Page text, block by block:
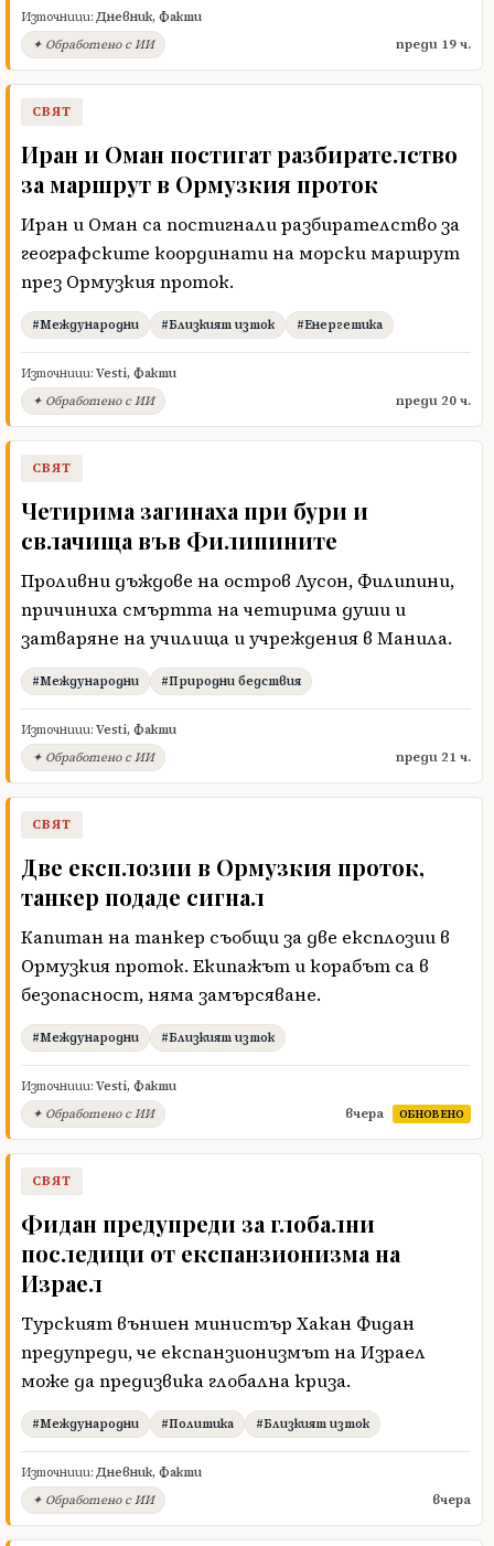
Източници: Дневник, Факти
✦ Обработено с ИИ
преди 19 ч.
СВЯТ
Иран и Оман постигат разбирателство
за маршрут в Ормузкия проток
Иран и Оман са постигнали разбирателство за
географските координати на морски маршрут
през Ормузкия проток.
#Международни #Близкият изток #Енергетика
Източници: Vesti, Факти
✦ Обработено с ИИ
преди 20 ч.
СВЯТ
Четирима загинаха при бури и
свлачища във Филипините
Проливни дъждове на остров Лусон, Филипини,
причиниха смъртта на четирима души и
затваряне на училища и учреждения в Манила.
#Международни #Природни бедствия
Източници: Vesti, Факти
✦ Обработено с ИИ
преди 21 ч.
СВЯТ
Две експлозии в Ормузкия проток,
танкер подаде сигнал
Капитан на танкер съобщи за две експлозии в
Ормузкия проток. Екипажът и корабът са в
безопасност, няма замърсяване.
#Международни #Близкият изток
Източници: Vesti, Факти
✦ Обработено с ИИ
вчера ОБНОВЕНО
СВЯТ
Фидан предупреди за глобални
последици от експанзионизма на
Израел
Турският външен министър Хакан Фидан
предупреди, че експанзионизмът на Израел
може да предизвика глобална криза.
#Международни #Политика #Близкият изток
Източници: Дневник, Факти
✦ Обработено с ИИ
вчера